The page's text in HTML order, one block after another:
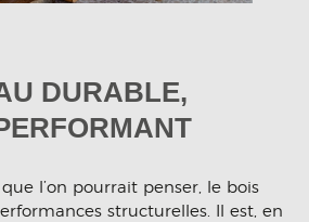
DURABLE,
l’on pourrait penser, le bois
structurelles. Il est, en